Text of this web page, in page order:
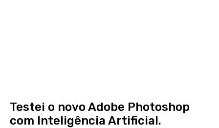
Testei o novo Adobe Photoshop
com Inteligência Artificial.